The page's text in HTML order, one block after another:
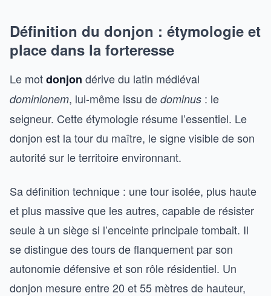
Définition du donjon : étymologie et
place dans la forteresse
Le motdonjon dérive du latin médiéval
dominionem, lui-même issu de dominus : le
seigneur. Cette étymologie résume l’essentiel. Le
donjon est la tour du maître, le signe visible de son
autorité sur le territoire environnant.
Sa définition technique : une tour isolée, plus haute
et plus massive que les autres, capable de résister
seule à un siège si l’enceinte principale tombait. Il
se distingue des tours de flanquement par son
autonomie défensive et son rôle résidentiel. Un
donjon mesure entre 20 et 55 mètres de hauteur,